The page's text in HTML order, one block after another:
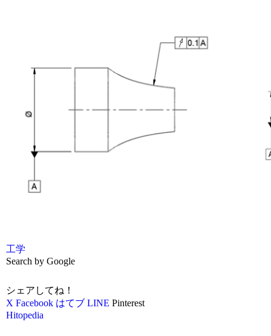
工学
Search by Google
シェアしてね！
X Facebook はてブ LINE Pinterest
Hitopedia